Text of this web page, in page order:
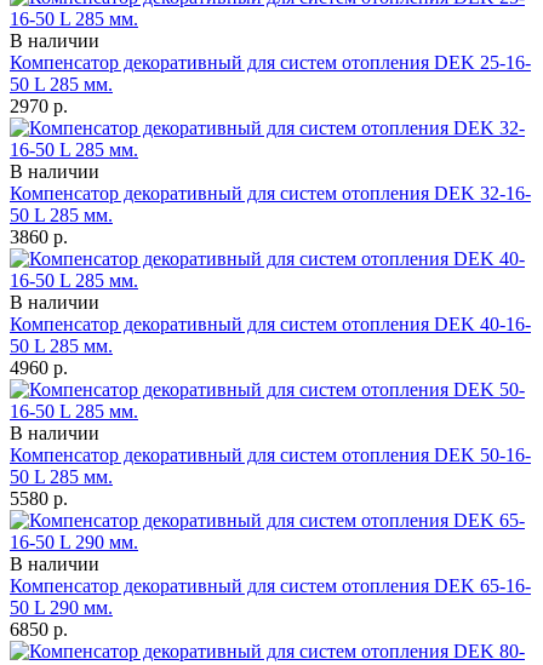
В наличии
Компенсатор декоративный для систем отопления DEK 25-16-
50 L 285 мм.
2970 р.
В наличии
Компенсатор декоративный для систем отопления DEK 32-16-
50 L 285 мм.
3860 р.
В наличии
Компенсатор декоративный для систем отопления DEK 40-16-
50 L 285 мм.
4960 р.
В наличии
Компенсатор декоративный для систем отопления DEK 50-16-
50 L 285 мм.
5580 р.
В наличии
Компенсатор декоративный для систем отопления DEK 65-16-
50 L 290 мм.
6850 р.